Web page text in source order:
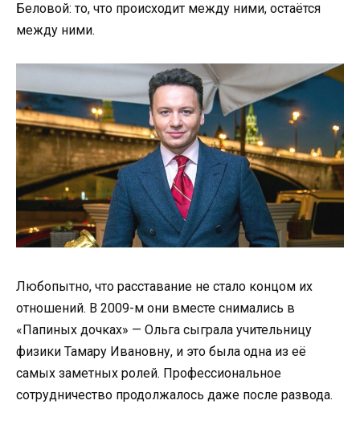
Беловой: то, что происходит между ними, остаётся
между ними.
Любопытно, что расставание не стало концом их
отношений. В 2009-м они вместе снимались в
«Папиных дочках» — Ольга сыграла учительницу
физики Тамару Ивановну, и это была одна из её
самых заметных ролей. Профессиональное
сотрудничество продолжалось даже после развода.